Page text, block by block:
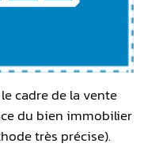
cadre de la vente
du bien immobilier
très précise).